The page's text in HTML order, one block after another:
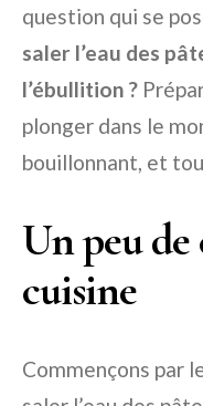
question qui se
saler l’eau des
l’ébullition ?
plonger dans le
bouillonnant, et
Un peu
cuisine
Commençons par